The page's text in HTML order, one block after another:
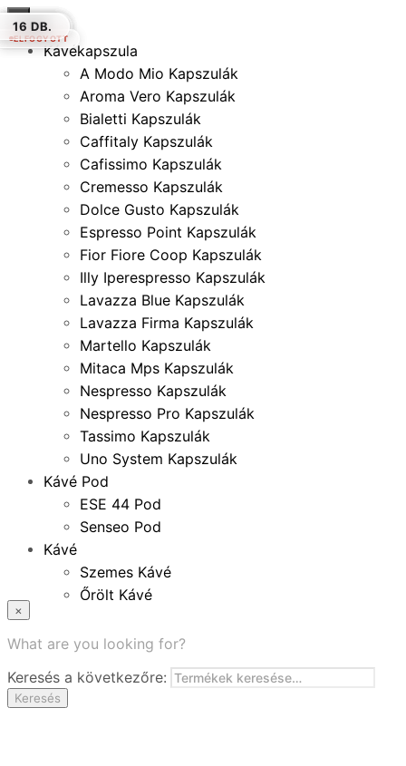
×
Kávékapszula
A Modo Mio Kapszulák
Aroma Vero Kapszulák
Bialetti Kapszulák
Caffitaly Kapszulák
Cafissimo Kapszulák
Cremesso Kapszulák
Dolce Gusto Kapszulák
Espresso Point Kapszulák
Fior Fiore Coop Kapszulák
Illy Iperespresso Kapszulák
Lavazza Blue Kapszulák
Lavazza Firma Kapszulák
Martello Kapszulák
Mitaca Mps Kapszulák
Nespresso Kapszulák
Nespresso Pro Kapszulák
Tassimo Kapszulák
Uno System Kapszulák
Kávé Pod
ESE 44 Pod
Senseo Pod
Kávé
Szemes Kávé
Őrölt Kávé
Instant Kávé
Zacskó Tea
Tartozékok
×
What are you looking for?
Keresés a következőre:
Keresés
10 DB.
16 DB.
ELFOGYOTT
10 DB.
30 DB.
16 DB.
12 DB.
ELFOGYOTT
16 DB.